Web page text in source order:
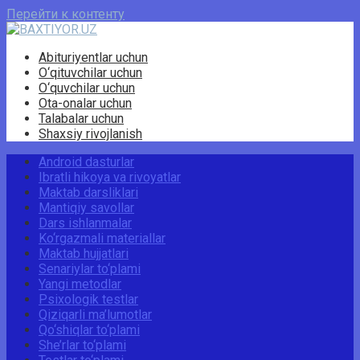
Перейти к контенту
Abituriyentlar uchun
O‘qituvchilar uchun
O‘quvchilar uchun
Ota-onalar uchun
Talabalar uchun
Shaxsiy rivojlanish
Android dasturlar
Ibratli hikoya va rivoyatlar
Maktab darsliklari
Mantiqiy savollar
Dars ishlanmalar
Ko‘rgazmali materiallar
Maktab hujjatlari
Senariylar to‘plami
Yangi metodlar
Psixologik testlar
Qiziqarli ma’lumotlar
Qo‘shiqlar to‘plami
She’rlar to‘plami